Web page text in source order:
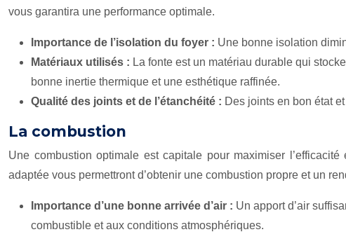
vous garantira une performance optimale.
Importance de l’isolation du foyer : Une bonne isolation
Matériaux utilisés : La fonte est un matériau durable qui
bonne inertie thermique et une esthétique raffinée.
Qualité des joints et de l’étanchéité : Des joints en bon état
La combustion
Une combustion optimale est capitale pour maximiser
adaptée vous permettront d’obtenir une combustion propre et un
Importance d’une bonne arrivée d’air : Un apport d’air
combustible et aux conditions atmosphériques.